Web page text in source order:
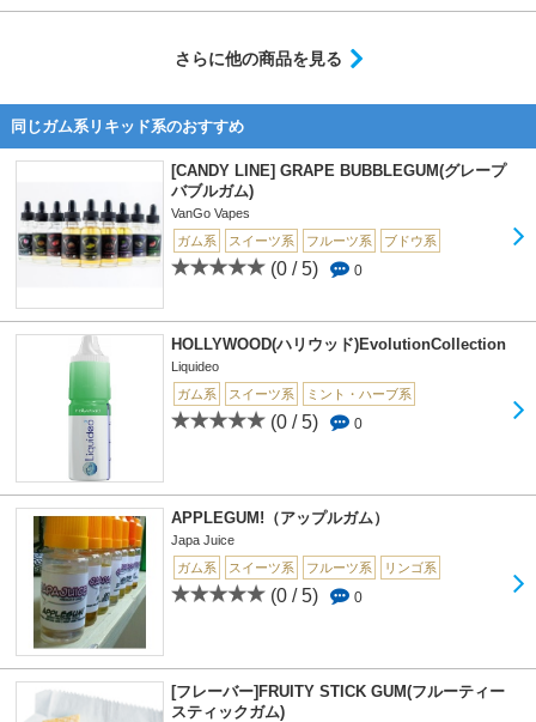
さらに他の商品を見る
同じガム系リキッド系のおすすめ
[CANDY LINE] GRAPE BUBBLEGUM(グレープ
バブルガム)
VanGo Vapes
ガム系
スイーツ系 フルーツ系 ブドウ系
(0 / 5) 0
HOLLYWOOD(ハリウッド)EvolutionCollection
Liquideo
ガム系
スイーツ系 ミント・ハーブ系
(0 / 5) 0
APPLEGUM!（アップルガム）
Japa Juice
ガム系
スイーツ系 フルーツ系 リンゴ系
(0 / 5) 0
[フレーバー]FRUITY STICK GUM(フルーティー
スティックガム)